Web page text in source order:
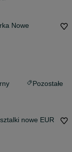
Nowe
Pozostałe
nowe EUR